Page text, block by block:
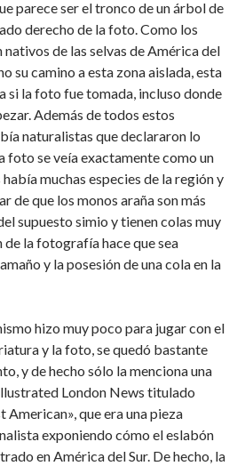
parece ser el tronco de un árbol de
derecho de la foto. Como los
de las selvas de América del
su camino a esta zona aislada, esta
si la foto fue tomada, incluso donde
Además de todos estos
naturalistas que declararon lo
foto se veía exactamente como un
muchas especies de la región y
de que los monos araña son más
supuesto simio y tienen colas muy
la fotografía hace que sea
y la posesión de una cola en la
hizo muy poco para jugar con el
y la foto, se quedó bastante
y de hecho sólo la menciona una
London News titulado
American», que era una pieza
exponiendo cómo el eslabón
en América del Sur. De hecho, la